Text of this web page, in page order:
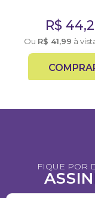
R$
Ou R$ 41,99 à
FIQUE POR